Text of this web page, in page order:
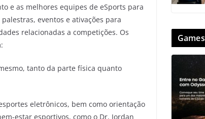
e as melhores equipes de eSports para
eventos e ativações para
relacionadas a competições. Os
tanto da parte física quanto
eletrônicos, bem como orientação
estar esportivos, como o Dr. Jordan
Games